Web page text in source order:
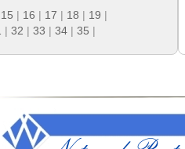
15 | 16 | 17 | 18 | 19 |
| 32 | 33 | 34 | 35 |